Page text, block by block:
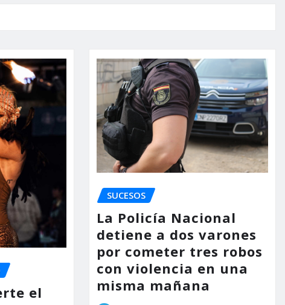
el
SUCESOS
La Policía Nacional
detiene a dos varones
por cometer tres robos
con violencia en una
misma mañana